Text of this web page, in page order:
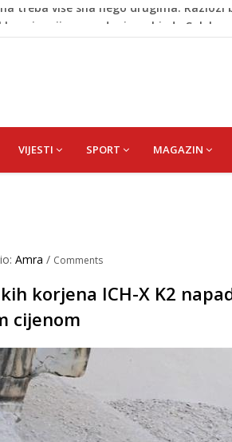
i prvijencem donio pobjedu
U Tržačkoj Rašteli obilježena 31.
udarom požara: Vatrogasci
treba više sna nego drugima: Razlozi
VIJESTI SPORT MAGAZIN
Amra / Comments
korjena ICH-X K2
cijenom